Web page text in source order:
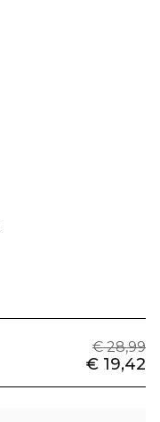
€ 28,99
€ 19,42